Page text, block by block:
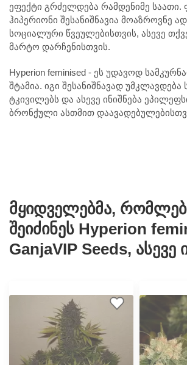
ეფექტი გრძელდება რამდენიმე საათი.
ჰიპერიონი შესანიშნავია მოაზროვნე
სოციალური წვეულებისთვის, ასევე
მარტო დარჩენისთვის.
Hyperion feminised - ეს უდავოდ
შტამია. იგი შესანიშნავად უმკლავდება
ტკივილებს და ასევე ინიშნება
ბრონქული ასთმით
მყიდველებმა,
შეიძინეს Hyperion
GanjaVIP Seeds, ასევე